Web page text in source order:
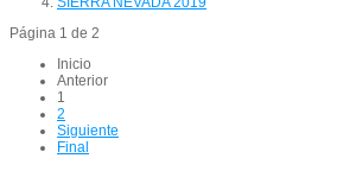
Página 1 de 2
Inicio
Anterior
1
2
Siguiente
Final